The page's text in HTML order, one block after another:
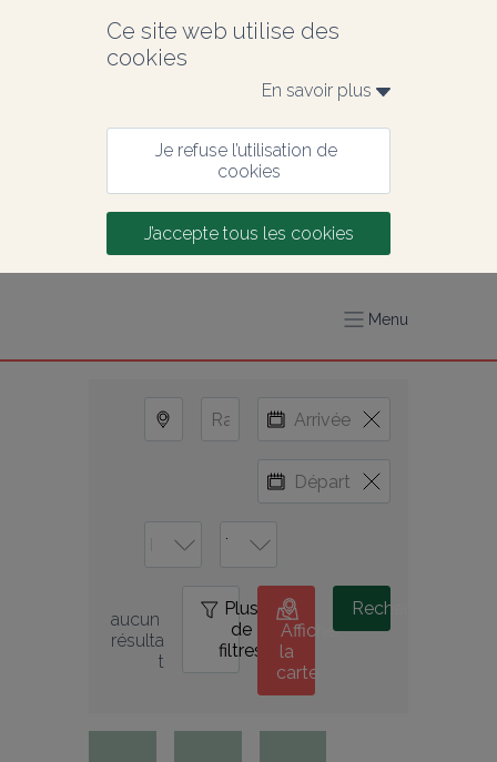
Ce site web utilise des
cookies
En savoir plus
Je refuse l’utilisation de
cookies
J’accepte tous les cookies
Menu
aucun
résulta
t
Plus
de
filtres
Afficher
la
carte
Rechercher